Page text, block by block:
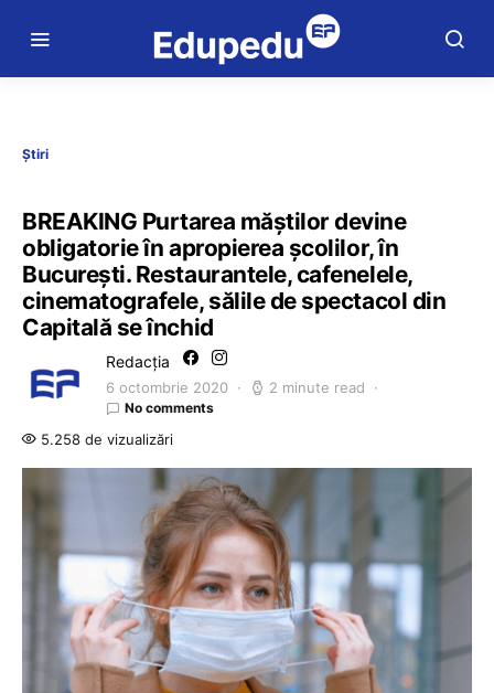
Știri
BREAKING Purtarea măștilor devine
obligatorie în apropierea școlilor, în
București. Restaurantele, cafenelele,
cinematografele, sălile de spectacol din
Capitală se închid
Redacția
6 octombrie 2020 2 minute read
No comments
5.258 de vizualizări